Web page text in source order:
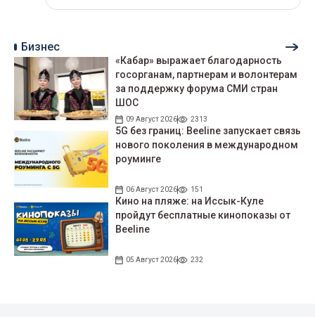
Бизнес
«Кабар» выражает благодарность
госорганам, партнерам и волонтерам
за поддержку форума СМИ стран
ШОС
09 Август 2026 2313
5G без границ: Beeline запускает связь
нового поколения в международном
роуминге
06 Август 2026 151
Кино на пляже: на Иссык-Куле
пройдут беcплатные кинопоказы от
Beeline
05 Август 2026 232